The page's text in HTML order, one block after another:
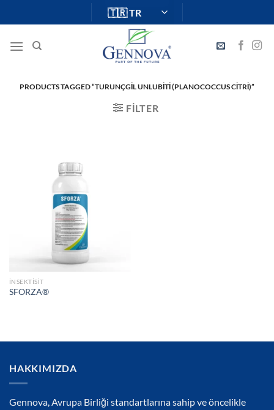
atla
PRODUCTS TAGGED “TURUNÇGIL UNLUBITI (PLANOCOCCUS CITRI)”
FILTER
İNSEKTISIT
SFORZA®
HAKKIMIZDA
Gennova, Avrupa Birliği standartlarına sahip ve öncelikle